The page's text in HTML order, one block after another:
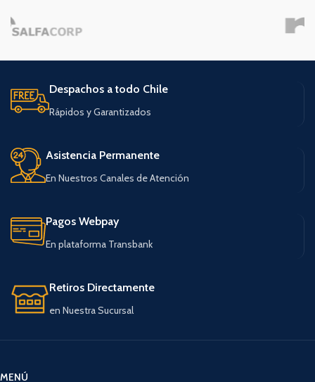
Despachos a todo Chile
Rápidos y Garantizados
Asistencia Permanente
En Nuestros Canales de Atención
Pagos Webpay
En plataforma Transbank
Retiros Directamente
en Nuestra Sucursal
MENÚ